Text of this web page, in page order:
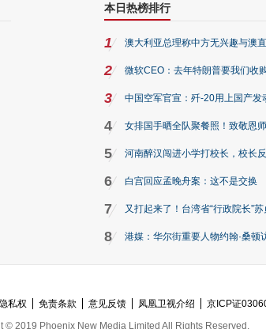
本日热榜排行
1 澳大利亚总理称中方无兴趣与澳
2 微软CEO：去年特朗普要我们收
3 中国空军官宣：歼-20用上国产发
4 女排国手晒全队聚餐照！致敬恩
5 河南醉汉闯进小学打校长，校长
6 白宫回应孟晚舟案：这不是交换
7 又打起来了！台湾省“行政院长”
8 港媒：华尔街重要人物约翰·桑顿
私权 免责条款 意见反馈 凤凰卫视介绍 京ICP证
© 2019 Phoenix New Media Limited All Rights Reserved.